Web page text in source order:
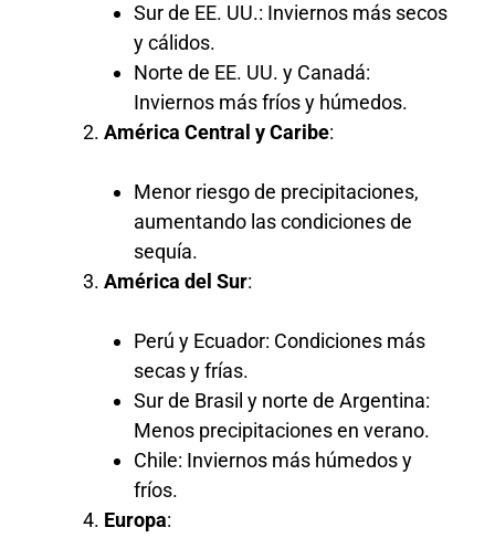
Sur de EE. UU.: Inviernos más secos
y cálidos.
Norte de EE. UU. y Canadá:
Inviernos más fríos y húmedos.
América Central y Caribe:
Menor riesgo de precipitaciones,
aumentando las condiciones de
sequía.
América del Sur:
Perú y Ecuador: Condiciones más
secas y frías.
Sur de Brasil y norte de Argentina:
Menos precipitaciones en verano.
Chile: Inviernos más húmedos y
fríos.
Europa: